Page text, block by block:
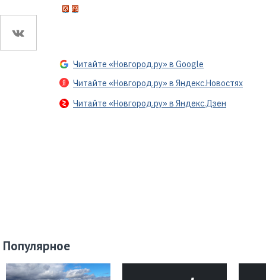
Читайте «Новгород.ру» в Google
Читайте «Новгород.ру» в Яндекс.Новостях
Читайте «Новгород.ру» в Яндекс.Дзен
Популярное